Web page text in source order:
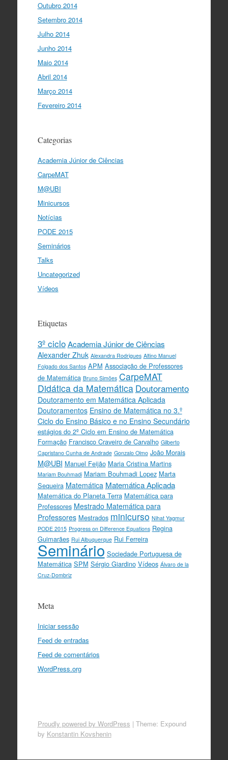
Outubro 2014
Setembro 2014
Julho 2014
Junho 2014
Maio 2014
Abril 2014
Março 2014
Fevereiro 2014
Categorias
Academia Júnior de Ciências
CarpeMAT
M@UBI
Minicursos
Notícias
PODE 2015
Seminários
Talks
Uncategorized
Vídeos
Etiquetas
3º ciclo Academia Júnior de Ciências
Alexander Zhuk Alexandra Rodrigues Altino Manuel
Folgado dos Santos APM Associação de Professores
de Matemática Bruno Simões CarpeMAT
Didática da Matemática Doutoramento
Doutoramento em Matemática Aplicada
Doutoramentos Ensino de Matemática no 3.º
Ciclo do Ensino Básico e no Ensino Secundário
estágios do 2º Ciclo em Ensino de Matemática
Formação Francisco Craveiro de Carvalho Gilberto
Capristano Cunha de Andrade Gonzalo Olmo João Morais
M@UBI Manuel Feijão Maria Cristina Martins
Mariam Bouhmadi Mariam Bouhmadi Lopez Marta
Sequeira Matemática Matemática Aplicada
Matemática do Planeta Terra Matemática para
Professores Mestrado Matemática para
Professores Mestrados minicurso Nihat Yagmur
PODE 2015 Progress on Difference Equations Regina
Guimarães Rui Albuquerque Rui Ferreira
Seminário Sociedade Portuguesa de
Matemática SPM Sérgio Giardino Vídeos Álvaro de la
Cruz-Dombriz
Meta
Iniciar sessão
Feed de entradas
Feed de comentários
WordPress.org
Proudly powered by WordPress | Theme: Expound
by Konstantin Kovshenin